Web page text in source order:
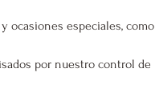
ocasiones especiales, como
por nuestro control de